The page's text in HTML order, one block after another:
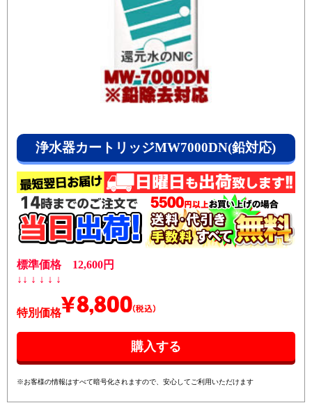
浄水器カートリッジMW7000DN(鉛対応)
標準価格 12,600円
↓↓ ↓ ↓ ↓ ↓
特別価格
※お客様の情報はすべて暗号化されますので、安心してご利用いただけます